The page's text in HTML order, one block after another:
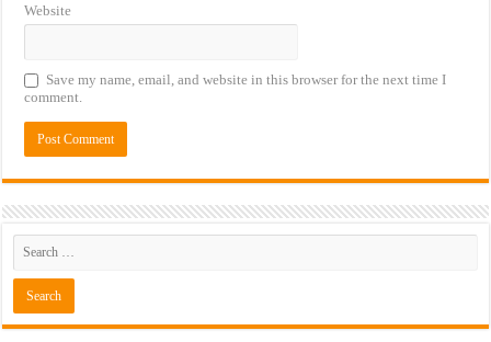
Website
Save my name, email, and website in this browser for the next time I
comment.